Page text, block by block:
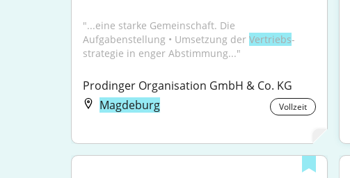
"...eine starke Gemein­schaft. Die
Aufgabenstellung • Umsetzung der Vertriebs­
strategie in enger Abstimmung..."
Prodinger Organisation GmbH & Co. KG
Magdeburg
Vollzeit